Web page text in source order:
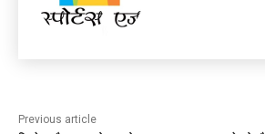
Previous article